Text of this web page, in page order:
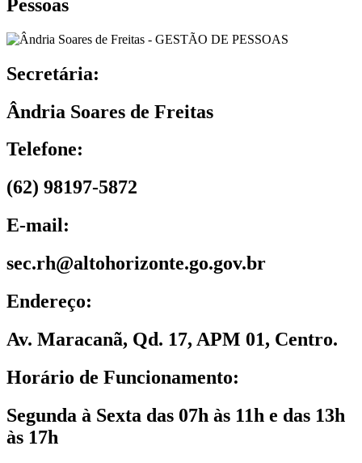
Pessoas
Secretária:
Ândria Soares de Freitas
Telefone:
(62) 98197-5872
E-mail:
sec.rh@altohorizonte.go.gov.br
Endereço:
Av. Maracanã, Qd. 17, APM 01, Centro.
Horário de Funcionamento:
Segunda à Sexta das 07h às 11h e das 13h
às 17h